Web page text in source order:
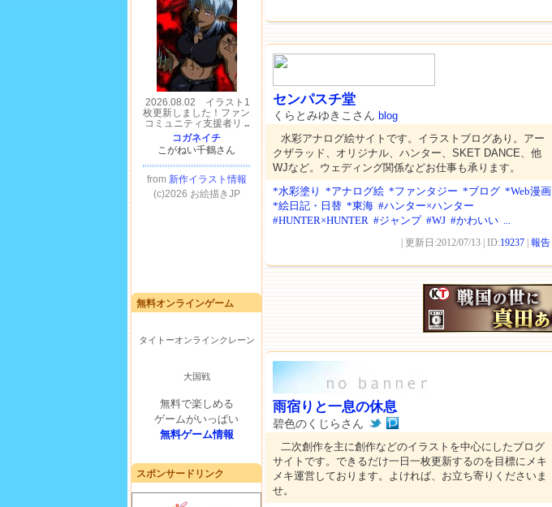
無料オンラインゲーム
タイトーオンラインクレーン
大国戦
無料で楽しめる
ゲームがいっぱい
無料ゲーム情報
スポンサードリンク
センパスチ堂
くらとみゆきこさん blog
水彩アナログ絵サイトです。イラストブログあり。アー
クザラッド、オリジナル、ハンター、SKET DANCE、他
WJなど。ウェディング関係などお仕事も承ります。
*水彩塗り *アナログ絵 *ファンタジー *ブログ *Web漫画
*絵日記・日替 *東海 #ハンター×ハンター
#HUNTER×HUNTER #ジャンプ #WJ #かわいい ...
| 更新日:2012/07/13 | ID:19237 報告
雨宿りと一息の休息
碧色のくじらさん
二次創作を主に創作などのイラストを中心にしたブログ
サイトです。できるだけ一日一枚更新するのを目標にメキ
メキ運営しております。よければ、お立ち寄りくださいま
せ。